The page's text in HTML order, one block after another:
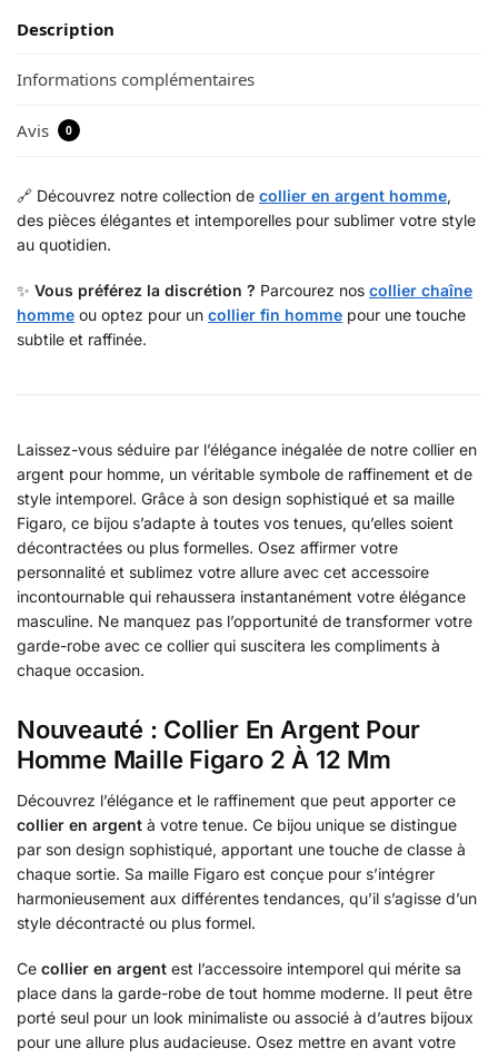
Description
Informations complémentaires
Avis 0
🔗 Découvrez notre collection de collier en argent homme,
des pièces élégantes et intemporelles pour sublimer votre style
au quotidien.
✨ Vous préférez la discrétion ? Parcourez nos collier chaîne
homme ou optez pour un collier fin homme pour une touche
subtile et raffinée.
Laissez-vous séduire par l’élégance inégalée de notre collier en
argent pour homme, un véritable symbole de raffinement et de
style intemporel. Grâce à son design sophistiqué et sa maille
Figaro, ce bijou s’adapte à toutes vos tenues, qu’elles soient
décontractées ou plus formelles. Osez affirmer votre
personnalité et sublimez votre allure avec cet accessoire
incontournable qui rehaussera instantanément votre élégance
masculine. Ne manquez pas l’opportunité de transformer votre
garde-robe avec ce collier qui suscitera les compliments à
chaque occasion.
Nouveauté : Collier En Argent Pour
Homme Maille Figaro 2 À 12 Mm
Découvrez l’élégance et le raffinement que peut apporter ce
collier en argent à votre tenue. Ce bijou unique se distingue
par son design sophistiqué, apportant une touche de classe à
chaque sortie. Sa maille Figaro est conçue pour s’intégrer
harmonieusement aux différentes tendances, qu’il s’agisse d’un
style décontracté ou plus formel.
Ce collier en argent est l’accessoire intemporel qui mérite sa
place dans la garde-robe de tout homme moderne. Il peut être
porté seul pour un look minimaliste ou associé à d’autres bijoux
pour une allure plus audacieuse. Osez mettre en avant votre